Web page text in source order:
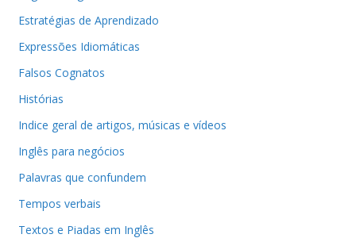
Estratégias de Aprendizado
Expressões Idiomáticas
Falsos Cognatos
Histórias
Indice geral de artigos, músicas e vídeos
Inglês para negócios
Palavras que confundem
Tempos verbais
Textos e Piadas em Inglês